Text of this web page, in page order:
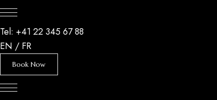
Tel: +41 22 345 67 88
EN / FR
Book Now